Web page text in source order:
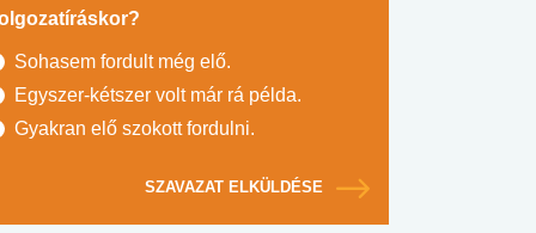
Sohasem fordult még elő.
Egyszer-kétszer volt már rá példa.
Gyakran elő szokott fordulni.
SZAVAZAT ELKÜLDÉSE